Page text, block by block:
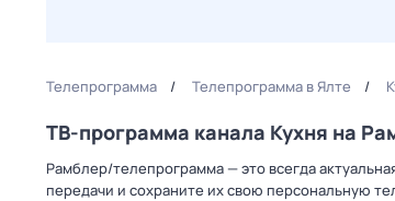
Телепрограмма Телепрограмма в Ялте
ТВ-программа канала Кухня на
Рамблер/телепрограмма — это всегда
передачи и сохраните их свою персональную